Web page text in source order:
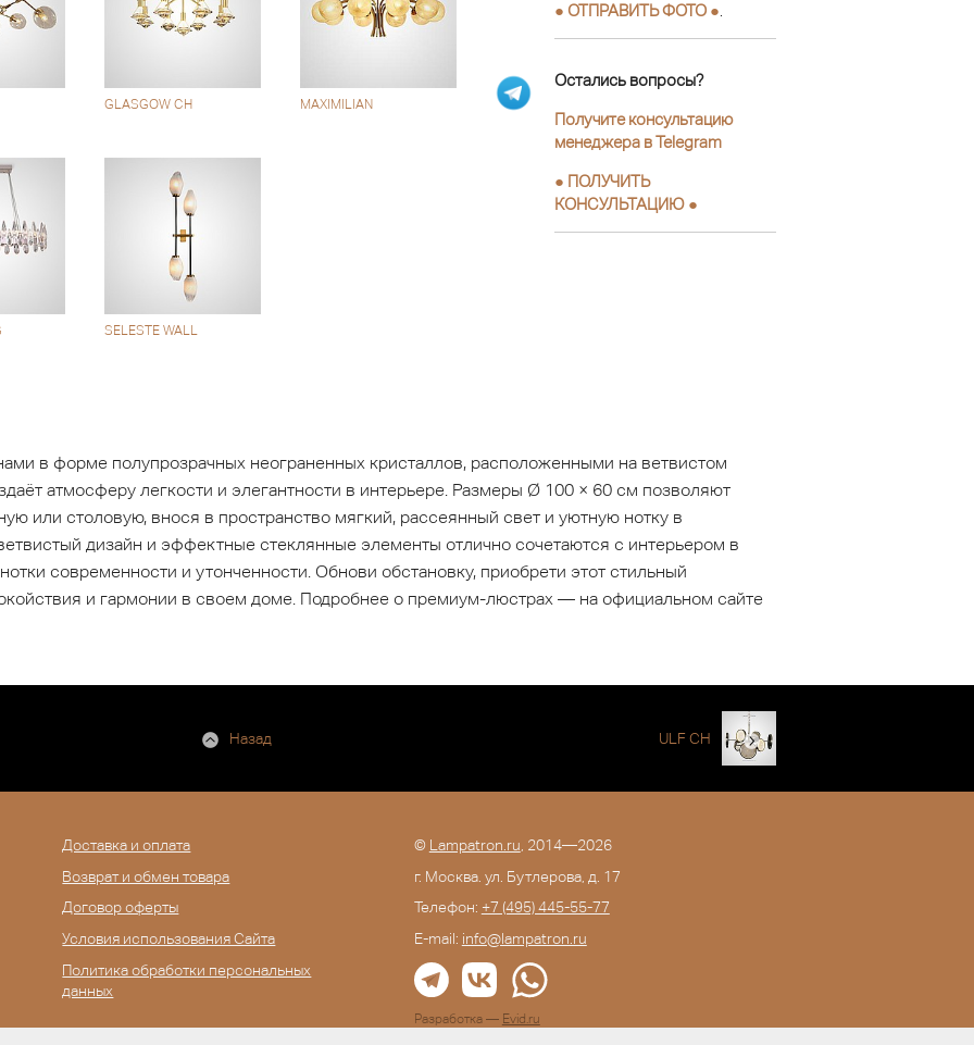
GLASGOW CH MAXIMILIAN
SELESTE WALL
● ОТПРАВИТЬ ФОТО ●.
Остались вопросы?
Получите консультацию
менеджера в Telegram
● ПОЛУЧИТЬ
КОНСУЛЬТАЦИЮ ●
в форме полупрозрачных неограненных кристаллов, расположенными на ветвистом
атмосферу легкости и элегантности в интерьере. Размеры Ø 100 × 60 см позволяют
или столовую, внося в пространство мягкий, рассеянный свет и уютную нотку в
дизайн и эффектные стеклянные элементы отлично сочетаются с интерьером в
современности и утонченности. Обнови обстановку, приобрети этот стильный
и гармонии в своем доме. Подробнее о премиум-люстрах — на официальном сайте
Назад ULF CH
Доставка и оплата
Возврат и обмен товара
Договор оферты
Условия использования Сайта
Политика обработки персональных
данных
© Lampatron.ru , 2014—2026
г. Москва. ул. Бутлерова, д. 17
Телефон: +7 (495) 445-55-77
E-mail: info@lampatron.ru
Разработка — Evid.ru